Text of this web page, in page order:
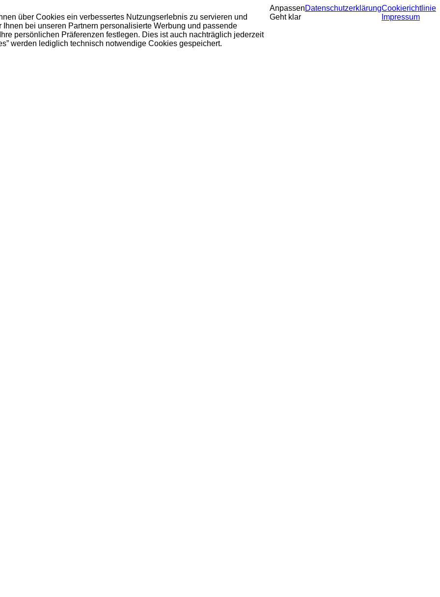
über Cookies ein verbessertes Nutzungserlebnis zu servieren und
bei unseren Partnern personalisierte Werbung und passende
persönlichen Präferenzen festlegen. Dies ist auch nachträglich jederzeit
werden lediglich technisch notwendige Cookies gespeichert.
Anpassen
Geht klar
DatenschutzerklärungCookierichtlinie
Impressum